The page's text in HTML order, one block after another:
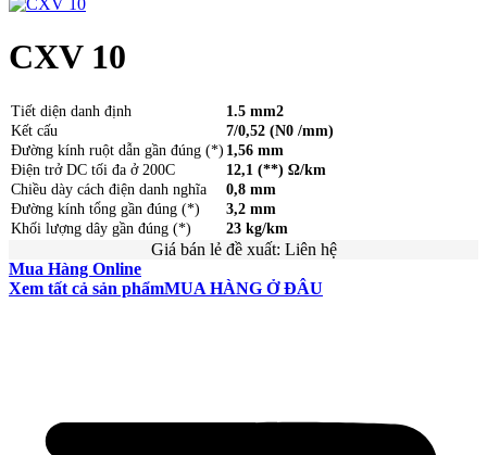
CXV 10
Tiết diện danh định
1.5 mm2
Kết cấu
7/0,52 (N0 /mm)
Đường kính ruột dẫn gần đúng (*) 1,56 mm
Điện trở DC tối đa ở 200C
12,1 (**) Ω/km
Chiều dày cách điện danh nghĩa
0,8 mm
Đường kính tổng gần đúng (*)
3,2 mm
Khối lượng dây gần đúng (*)
23 kg/km
Giá bán lẻ đề xuất: Liên hệ
Mua Hàng Online
Xem tất cả sản phẩmMUA HÀNG Ở ĐÂU